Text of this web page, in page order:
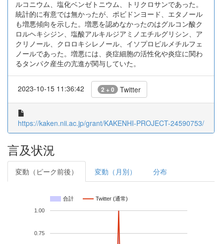
ルコニウム、塩化ベンゼトニウム、トリクロサンであった。
統計的に有意では無かったが、ポビドンヨード、エタノール
も増悪傾向を示した。増悪を認めなかったのはグルコン酸ク
ロルヘキシジン、塩酸アルキルジアミノエチルグリシン、ア
クリノール、クロロキシレノール、イソプロピルメチルフェ
ノールであった。増悪には、炎症細胞の活性化や炎症に関わ
るタンパク産生の亢進が関与していた。
2023-10-15 11:36:42 2 + 0 Twitter
https://kaken.nii.ac.jp/grant/KAKENHI-PROJECT-24590753/
言及状況
変動（ピーク前後） 変動（月別） 分布
合計 Twitter (通常)
0.75
1.00